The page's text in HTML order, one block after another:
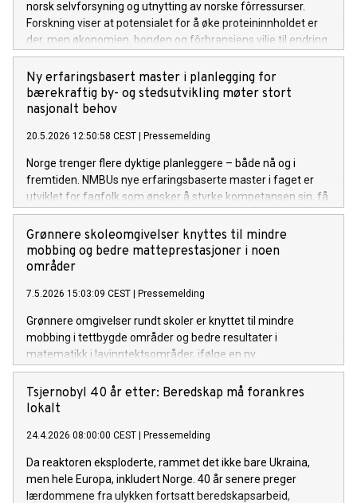
norsk selvforsyning og utnytting av norske fôrressurser.
Forskning viser at potensialet for å øke proteininnholdet er
der, men økonomien, bonden og fôrbransjens vilje til endring
er avgjørende.
Ny erfaringsbasert master i planlegging for
bærekraftig by- og stedsutvikling møter stort
nasjonalt behov
20.5.2026 12:50:58 CEST Pressemelding
Norge trenger flere dyktige planleggere – både nå og i
fremtiden. NMBUs nye erfaringsbaserte master i faget er
utviklet for fagfolk som ønsker å styrke kompetansen sin, få
faglig påfyll og ta karrieren et steg videre.
Grønnere skoleomgivelser knyttes til mindre
mobbing og bedre matteprestasjoner i noen
områder
7.5.2026 15:03:09 CEST Pressemelding
Grønnere omgivelser rundt skoler er knyttet til mindre
mobbing i tettbygde områder og bedre resultater i
matematikk i lavinntektsområder, ifølge en ny
landsdekkende norsk studie som omfatter nesten hele
grunnskolen.
Tsjernobyl 40 år etter: Beredskap må forankres
lokalt
24.4.2026 08:00:00 CEST Pressemelding
Da reaktoren eksploderte, rammet det ikke bare Ukraina,
men hele Europa, inkludert Norge. 40 år senere preger
lærdommene fra ulykken fortsatt beredskapsarbeid,